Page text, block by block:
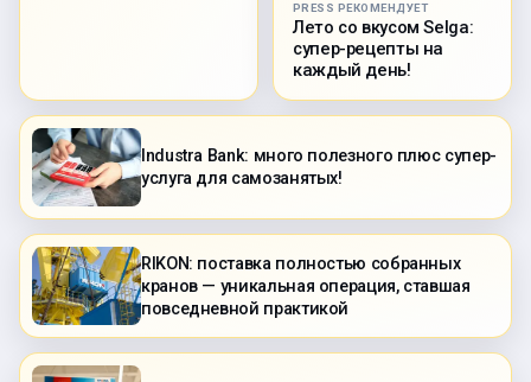
PRESS РЕКОМЕНДУЕТ
Лето со вкусом Selga:
супер-рецепты на
каждый день!
Industra Bank: много полезного плюс супер-
услуга для самозанятых!
RIKON: поставка полностью собранных
кранов — уникальная операция, ставшая
повседневной практикой